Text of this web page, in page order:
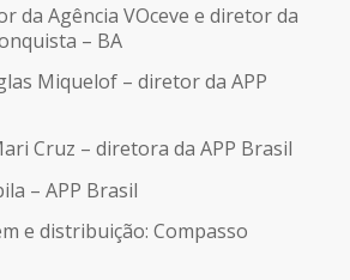
da Agência VOceve e diretor da
– BA
Miquelof – diretor da APP
Cruz – diretora da APP Brasil
– APP Brasil
e distribuição: Compasso